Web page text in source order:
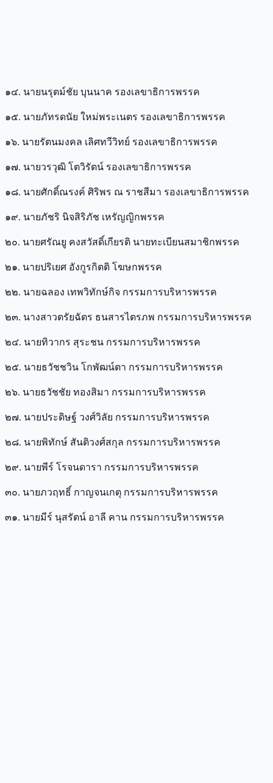
๑๔. นายนรุตม์ชัย บุนนาค รองเลขาธิการพรรค
๑๕. นายภัทรดนัย ใหม่พระเนตร รองเลขาธิการพรรค
๑๖. นายรัตนมงคล เลิศทวีวิทย์ รองเลขาธิการพรรค
๑๗. นายวรวุฒิ โตวิรัตน์ รองเลขาธิการพรรค
๑๘. นายศักดิ์ณรงค์ ศิริพร ณ ราชสีมา รองเลขาธิการพรรค
๑๙. นายภัชริ นิจสิริภัช เหรัญญิกพรรค
๒๐. นายศรัณยู คงสวัสดิ์เกียรติ นายทะเบียนสมาชิกพรรค
๒๑. นายปริเยศ อังกูรกิตติ โฆษกพรรค
๒๒. นายฉลอง เทพวิทักษ์กิจ กรรมการบริหารพรรค
๒๓. นางสาวตรัยฉัตร ธนสารไตรภพ กรรมการบริหารพรรค
๒๔. นายทิวากร สุระชน กรรมการบริหารพรรค
๒๕. นายธวัชชวิน โกพัฒน์ตา กรรมการบริหารพรรค
๒๖. นายธวัชชัย ทองสิมา กรรมการบริหารพรรค
๒๗. นายประดิษฐ์ วงศ์วิลัย กรรมการบริหารพรรค
๒๘. นายพิทักษ์ สันติวงศ์สกุล กรรมการบริหารพรรค
๒๙. นายพีร์ โรจนดารา กรรมการบริหารพรรค
๓๐. นายภวฤทธิ์ กาญจนเกตุ กรรมการบริหารพรรค
๓๑. นายมีร์ นุสรัตน์ อาลี คาน กรรมการบริหารพรรค